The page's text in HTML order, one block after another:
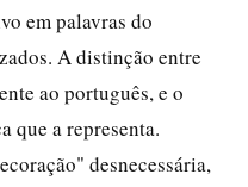
em palavras do
A distinção entre
ao português, e o
que a representa.
desnecessária,